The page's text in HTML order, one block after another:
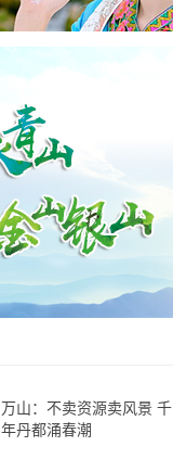
万山：不卖资源卖风景 千
年丹都涌春潮